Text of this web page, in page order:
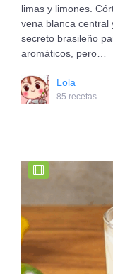
limas y limones.
vena blanca central
secreto brasileño
aromáticos, pero…
Lola
85 recetas